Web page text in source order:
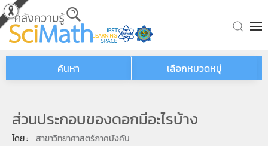
Skip to main content
ค้นหา เลือกหมวดหมู่
ส่วนประกอบของดอกมีอะไรบ้าง
โดย :
สาขาวิทยาศาสตร์ภาคบังคับ